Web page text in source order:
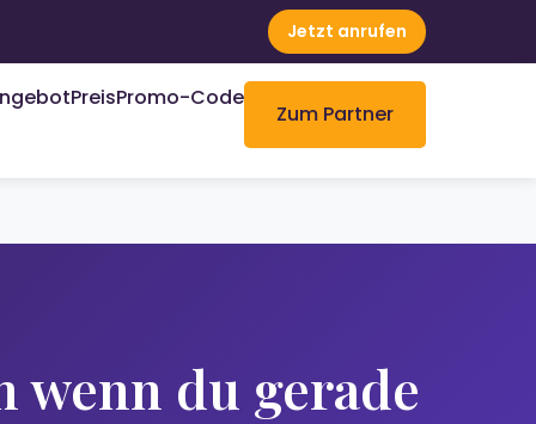
Jetzt anrufen
PreisPromo-Code
Zum Partner
du gerade